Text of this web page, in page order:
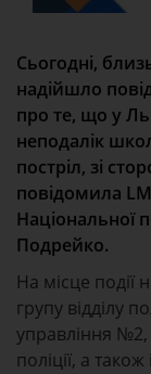
Сьогодні,
надійшло
про те, що у
неподалік
постріл, зі
повідомила
Національної
Подрейко.
На місце події
групу відділу
управління №2,
поліції, а